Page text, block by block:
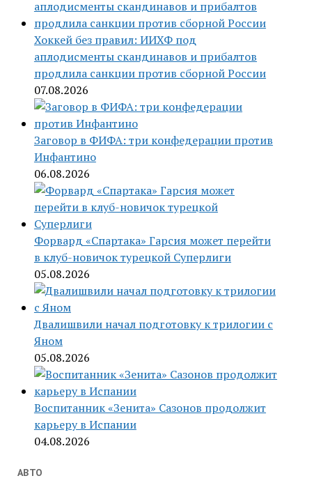
Хоккей без правил: ИИХФ под
аплодисменты скандинавов и прибалтов
продлила санкции против сборной России
07.08.2026
Заговор в ФИФА: три конфедерации против
Инфантино
06.08.2026
Форвард «Спартака» Гарсия может перейти
в клуб-новичок турецкой Суперлиги
05.08.2026
Двалишвили начал подготовку к трилогии с
Яном
05.08.2026
Воспитанник «Зенита» Сазонов продолжит
карьеру в Испании
04.08.2026
АВТО